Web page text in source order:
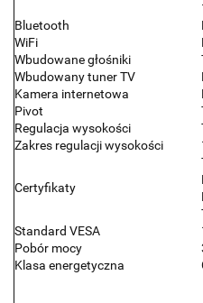
Bluetooth
WiFi
Wbudowane głośniki
Wbudowany tuner TV
Kamera internetowa
Pivot
Regulacja wysokości
Zakres regulacji wysokości
Certyfikaty
Standard VESA
Pobór mocy
Klasa energetyczna